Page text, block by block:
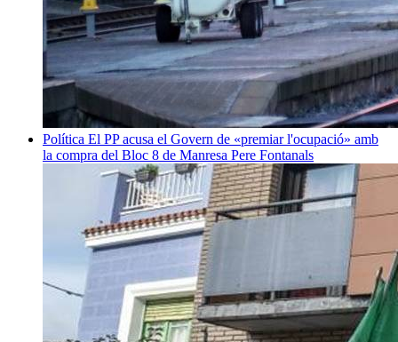
Política El PP acusa el Govern de «premiar l'ocupació» amb
la compra del Bloc 8 de Manresa Pere Fontanals